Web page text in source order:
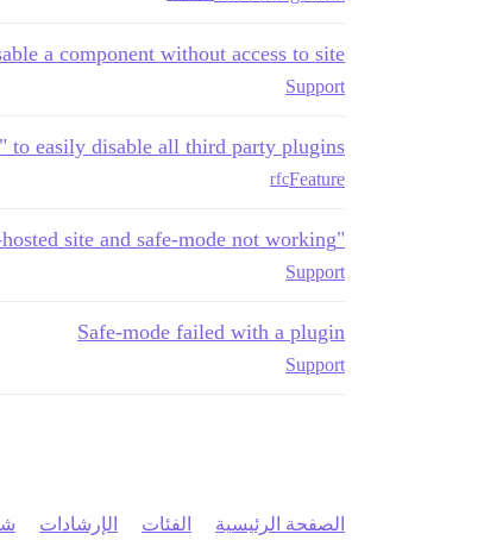
a component without access to site?
Support
to easily disable all third party plugins
Feature
rfc
"dt7948 is not defined" error on discourse.com-hosted site and safe-mode not working
Support
Safe-mode failed with a plugin
Support
الصفحة الرئيسية الفئات الإرشادات